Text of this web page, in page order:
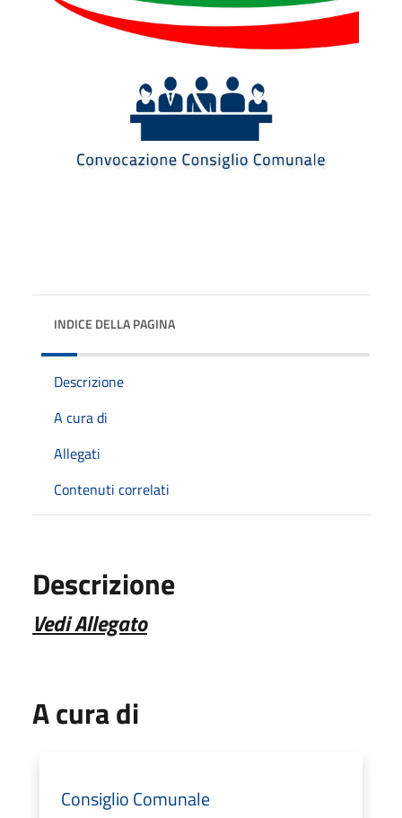
INDICE DELLA PAGINA
Descrizione
A cura di
Allegati
Contenuti correlati
Descrizione
Vedi Allegato
A cura di
Consiglio Comunale